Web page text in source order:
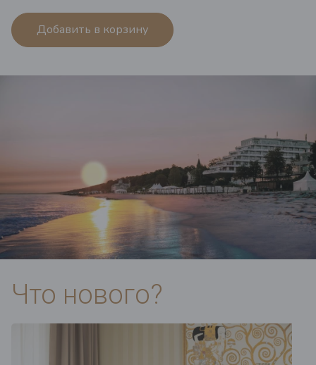
Добавить в корзину
Что нового?